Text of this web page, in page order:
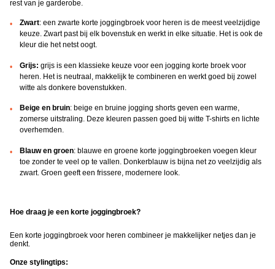
rest van je garderobe.
Zwart: een zwarte korte joggingbroek voor heren is de meest veelzijdige
keuze. Zwart past bij elk bovenstuk en werkt in elke situatie. Het is ook de
kleur die het netst oogt.
Grijs: grijs is een klassieke keuze voor een jogging korte broek voor
heren. Het is neutraal, makkelijk te combineren en werkt goed bij zowel
witte als donkere bovenstukken.
Beige en bruin: beige en bruine jogging shorts geven een warme,
zomerse uitstraling. Deze kleuren passen goed bij witte T-shirts en lichte
overhemden.
Blauw en groen: blauwe en groene korte joggingbroeken voegen kleur
toe zonder te veel op te vallen. Donkerblauw is bijna net zo veelzijdig als
zwart. Groen geeft een frissere, modernere look.
Hoe draag je een korte joggingbroek?
Een korte joggingbroek voor heren combineer je makkelijker netjes dan je
denkt.
Onze stylingtips: